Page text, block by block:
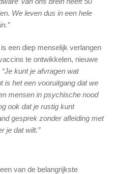
We leven dus in een hele
een diep menselijk verlangen
te ontwikkelen, nieuwe
“Je kunt je afvragen wat
is het een vooruitgang dat we
mensen in psychische nood
ook dat je rustig kunt
gesprek zonder afleiding met
je dat wilt.”
van de belangrijkste